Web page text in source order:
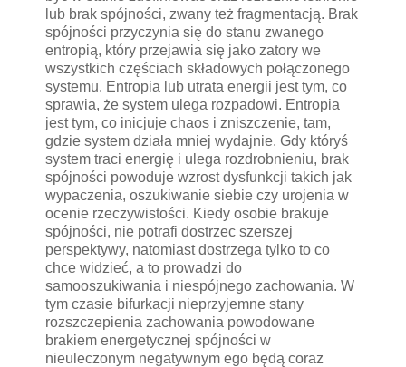
lub brak spójności, zwany też fragmentacją. Brak
spójności przyczynia się do stanu zwanego
entropią, który przejawia się jako zatory we
wszystkich częściach składowych połączonego
systemu. Entropia lub utrata energii jest tym, co
sprawia, że system ulega rozpadowi. Entropia
jest tym, co inicjuje chaos i zniszczenie, tam,
gdzie system działa mniej wydajnie. Gdy któryś
system traci energię i ulega rozdrobnieniu, brak
spójności powoduje wzrost dysfunkcji takich jak
wypaczenia, oszukiwanie siebie czy urojenia w
ocenie rzeczywistości. Kiedy osobie brakuje
spójności, nie potrafi dostrzec szerszej
perspektywy, natomiast dostrzega tylko to co
chce widzieć, a to prowadzi do
samooszukiwania i niespójnego zachowania. W
tym czasie bifurkacji nieprzyjemne stany
rozszczepienia zachowania powodowane
brakiem energetycznej spójności w
nieuleczonym negatywnym ego będą coraz